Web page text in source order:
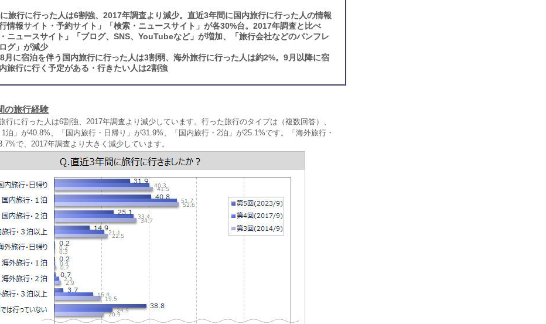
旅行に行った人は6割強、2017年調査より減少。直近3年間に国内旅行に行った人の情報
情報サイト・予約サイト」「検索・ニュースサイト」が各30%台。2017年調査と比べ
ニュースサイト」「ブログ、SNS、YouTubeなど」が増加、「旅行会社などのパンフレ
グ」が減少
月に宿泊を伴う国内旅行に行った人は3割弱、海外旅行に行った人は約2%。9月以降に宿
旅行に行く予定がある・行きたい人は2割強
の旅行経験
行に行った人は6割強、2017年調査より減少しています。行った旅行のタイプは（複数回答）、
1泊」が40.8%、「国内旅行・日帰り」が31.9%、「国内旅行・2泊」が25.1%です。「海外旅行・
で、2017年調査より大きく減少しています。